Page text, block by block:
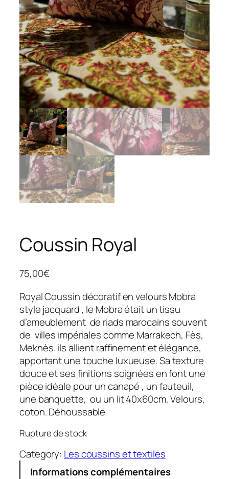
Coussin Royal
75,00€
Royal Coussin décoratif en velours Mobra
style jacquard , le Mobra était un tissu
d’ameublement de riads marocains souvent
de villes impériales comme Marrakech, Fès,
Meknès. ils allient raffinement et élégance,
apportant une touche luxueuse. Sa texture
douce et ses finitions soignées en font une
pièce idéale pour un canapé , un fauteuil,
une banquette, ou un lit 40x60cm, Velours,
coton. Déhoussable
Rupture de stock
Category: Les coussins et textiles
Informations complémentaires